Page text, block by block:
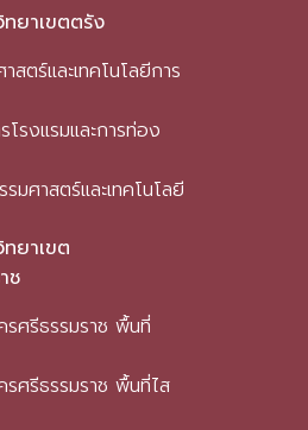
ยาเขตตรัง
สตร์และเทคโนโลยีการ
โรงแรมและการท่อง
มศาสตร์และเทคโนโลยี
ยาเขต
ช
รศรีธรรมราช พื้นที่
รศรีธรรมราช พื้นที่ไส